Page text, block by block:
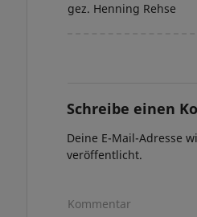
gez. Henning Rehse
Schreibe einen
Deine E-Mail-Adresse
veröffentlicht.
Kommentar